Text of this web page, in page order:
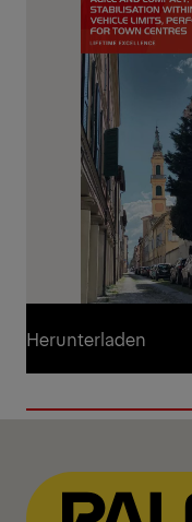
Herunterladen
Herunterladen